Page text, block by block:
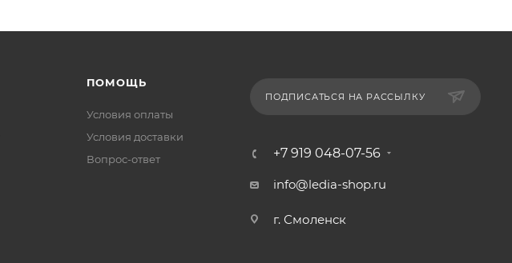
ПОМОЩЬ
Условия оплаты
Условия доставки
Вопрос-ответ
ПОДПИСАТЬСЯ НА РАССЫЛКУ
+7 919 048-07-56
info@ledia-shop.ru
г. Смоленск